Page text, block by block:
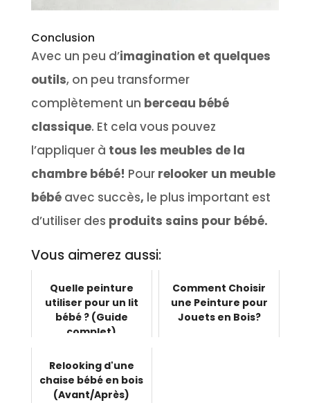
Conclusion
Avec un peu d’imagination et quelques
outils, on peu transformer
complètement un berceau bébé
classique. Et cela vous pouvez
l’appliquer à tous les meubles de la
chambre bébé! Pour relooker un meuble
bébé avec succès, le plus important est
d’utiliser des produits sains pour bébé.
Vous aimerez aussi:
Quelle peinture
utiliser pour un lit
bébé ? (Guide
complet)
Comment Choisir
une Peinture pour
Jouets en Bois?
Relooking d'une
chaise bébé en bois
(Avant/Après)